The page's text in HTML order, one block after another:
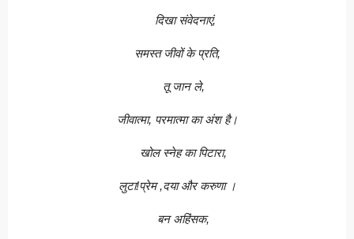
दिखा संवेदनाएं,
समस्त जीवों के प्रति,
तू जान ले,
जीवात्मा, परमात्मा का अंश है।
खोल स्नेह का पिटारा,
लुटा!प्रेम ,दया और करुणा ।
बन अहिंसक,